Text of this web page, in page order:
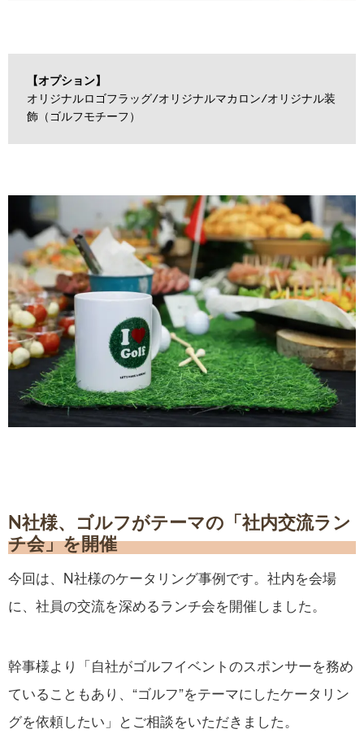
【オプション】
オリジナルロゴフラッグ/オリジナルマカロン/オリジナル装
飾（ゴルフモチーフ）
N社様、ゴルフがテーマの「社内交流ラン
チ会」を開催
今回は、N社様のケータリング事例です。社内を会場
に、社員の交流を深めるランチ会を開催しました。
幹事様より「自社がゴルフイベントのスポンサーを務め
ていることもあり、“ゴルフ”をテーマにしたケータリン
グを依頼したい」とご相談をいただきました。